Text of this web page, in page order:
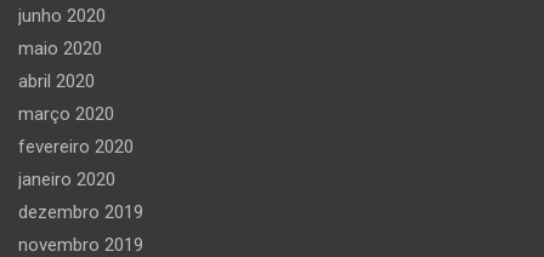
junho 2020
maio 2020
abril 2020
março 2020
fevereiro 2020
janeiro 2020
dezembro 2019
novembro 2019